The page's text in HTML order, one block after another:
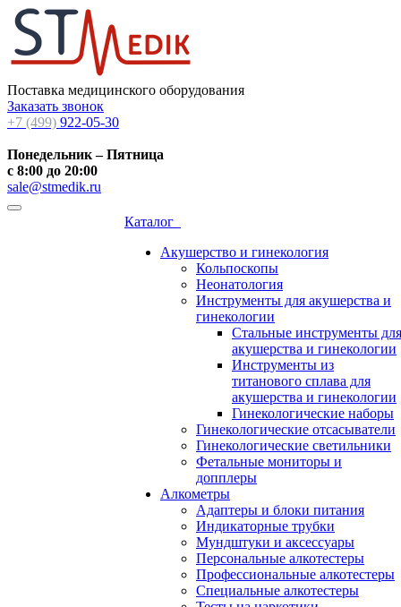
Поставка медицинского оборудования
Заказать звонок
+7 (499) 922-05-30
Понедельник – Пятница
с 8:00 до 20:00
sale@stmedik.ru
Каталог
Акушерство и гинекология
Кольпоскопы
Неонатология
Инструменты для акушерства и
гинекологии
Стальные инструменты для
акушерства и гинекологии
Инструменты из
титанового сплава для
акушерства и гинекологии
Гинекологические наборы
Гинекологические отсасыватели
Гинекологические светильники
Фетальные мониторы и
допплеры
Алкометры
Адаптеры и блоки питания
Индикаторные трубки
Мундштуки и аксессуары
Персональные алкотестеры
Профессиональные алкотестеры
Специальные алкотестеры